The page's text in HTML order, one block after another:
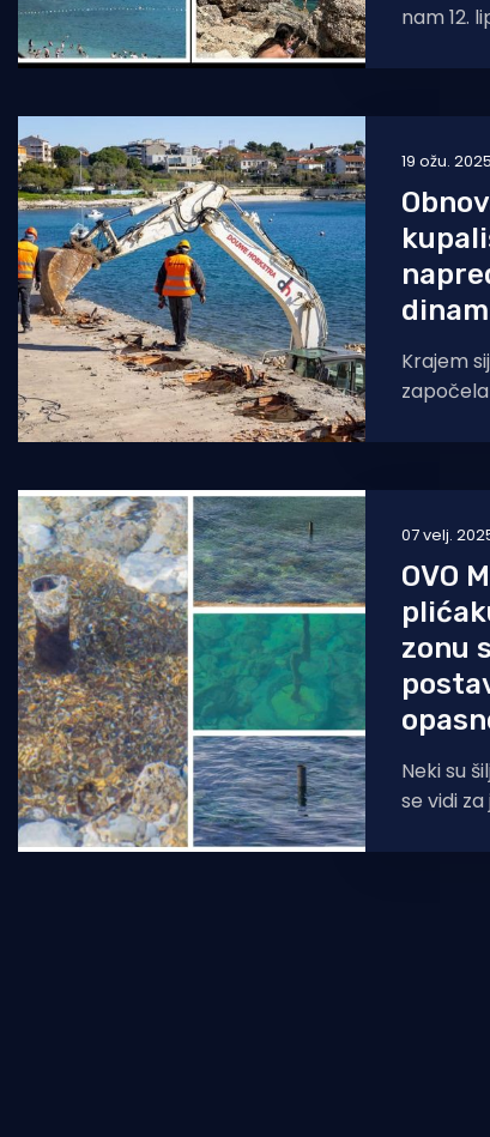
nam 12.
19 ožu. 2025
Krajem
istog
07 velj.
OVO
zonu
Neki su
se vidi